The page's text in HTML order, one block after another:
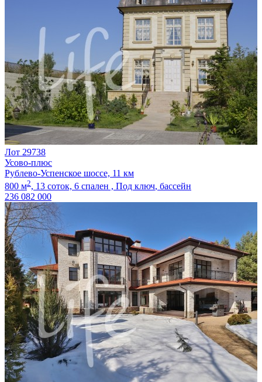
Лот 29738
Усово-плюс
Рублево-Успенское шоссе, 11 км
800 м2, 13 соток, 6 спален , Под ключ, бассейн
236 082 000